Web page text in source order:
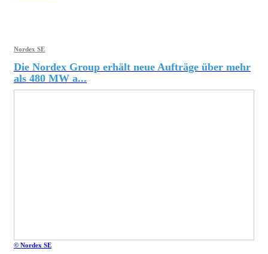
Nordex SE
Die Nordex Group erhält neue Aufträge über mehr
als 480 MW a...
© Nordex SE